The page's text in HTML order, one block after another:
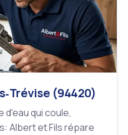
(94420)
qui coule,
Albert et Fils répare